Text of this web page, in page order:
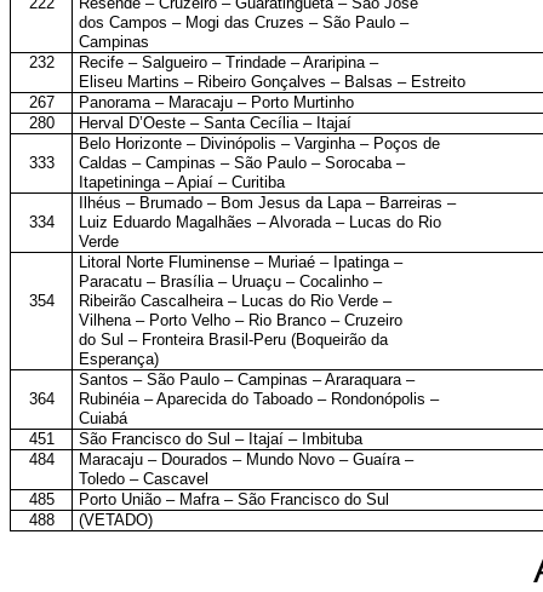
dos Campos – Mogi das Cruzes – São Paulo –
Campinas
232
Recife – Salgueiro – Trindade – Araripina –
Eliseu Martins – Ribeiro Gonçalves – Balsas – Estreito
267
Panorama – Maracaju – Porto Murtinho
280
Herval D’Oeste – Santa Cecília – Itajaí
Belo Horizonte – Divinópolis – Varginha – Poços de
333
Caldas – Campinas – São Paulo – Sorocaba –
Itapetininga – Apiaí – Curitiba
Ilhéus – Brumado – Bom Jesus da Lapa – Barreiras –
334
Luiz Eduardo Magalhães – Alvorada – Lucas do Rio
Verde
Litoral Norte Fluminense – Muriaé – Ipatinga –
Paracatu – Brasília – Uruaçu – Cocalinho –
354
Ribeirão Cascalheira – Lucas do Rio Verde –
Vilhena – Porto Velho – Rio Branco – Cruzeiro
do Sul – Fronteira Brasil-Peru (Boqueirão da
Esperança)
Santos – São Paulo – Campinas – Araraquara –
364
Rubinéia – Aparecida do Taboado – Rondonópolis –
Cuiabá
451
São Francisco do Sul – Itajaí – Imbituba
484
Maracaju – Dourados – Mundo Novo – Guaíra –
Toledo – Cascavel
485
Porto União – Mafra – São Francisco do Sul
488
(VETADO)